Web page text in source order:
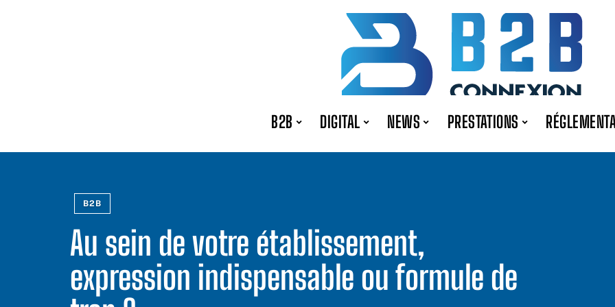
B2B DIGITAL NEWS PRESTATIONS
B2B
Au sein de votre établissement,
expression indispensable ou formule de